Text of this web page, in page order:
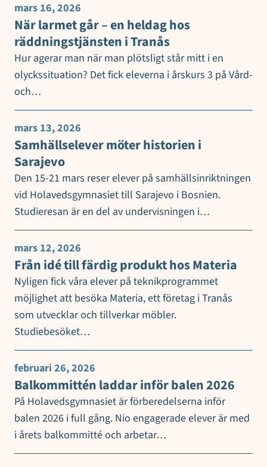
mars 16, 2026
När larmet går – en heldag hos
räddningstjänsten i Tranås
Hur agerar man när man plötsligt står mitt i en
olyckssituation? Det fick eleverna i årskurs 3 på Vård-
och…
mars 13, 2026
Samhällselever möter historien i
Sarajevo
Den 15-21 mars reser elever på samhällsinriktningen
vid Holavedsgymnasiet till Sarajevo i Bosnien.
Studieresan är en del av undervisningen i…
mars 12, 2026
Från idé till färdig produkt hos Materia
Nyligen fick våra elever på teknikprogrammet
möjlighet att besöka Materia, ett företag i Tranås
som utvecklar och tillverkar möbler.
Studiebesöket…
februari 26, 2026
Balkommittén laddar inför balen 2026
På Holavedsgymnasiet är förberedelserna inför
balen 2026 i full gång. Nio engagerade elever är med
i årets balkommitté och arbetar…